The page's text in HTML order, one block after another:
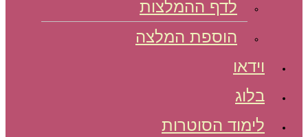
לדף ההמלצות
הוספת המלצה
וידאו
בלוג
לימוד הסוטרות